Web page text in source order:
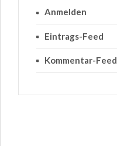
Anmelden
Eintrags-Feed
Kommentar-Feed